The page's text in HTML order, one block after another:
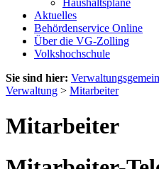
Haushaltspläne
Aktuelles
Behördenservice Online
Über die VG-Zolling
Volkshochschule
Sie sind hier:
Verwaltung > Mitarbeiter
Mitarbeiter